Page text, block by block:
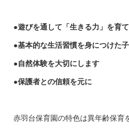
●遊びを通して「生きる力」を育
●基本的な生活習慣を身につけた
●自然体験を大切にします
●保護者との信頼を元に
赤羽台保育園の特色は異年齢保育